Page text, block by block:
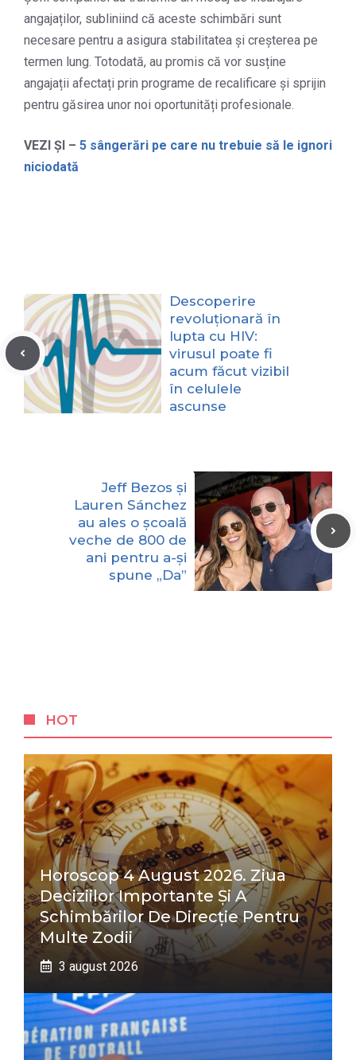
angajaților, subliniind că aceste schimbări sunt
necesare pentru a asigura stabilitatea și creșterea pe
termen lung. Totodată, au promis că vor susține
angajații afectați prin programe de recalificare și sprijin
pentru găsirea unor noi oportunități profesionale.
VEZI ȘI – 5 sângerări pe care nu trebuie să le ignori
niciodată
Descoperire
revoluționară în
lupta cu HIV:
virusul poate fi
acum făcut vizibil
în celulele
ascunse
Jeff Bezos și
Lauren Sánchez
au ales o școală
veche de 800 de
ani pentru a-și
spune „Da”
HOT
Horoscop 4 August 2026. Ziua
Deciziilor Importante Și A
Schimbărilor De Direcție Pentru
Multe Zodii
3 august 2026